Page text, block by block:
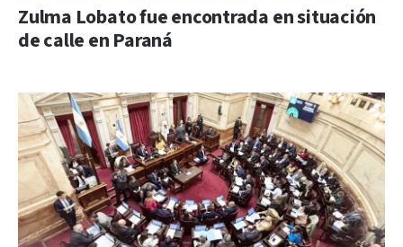
Zulma Lobato fue encontrada en situación
de calle en Paraná